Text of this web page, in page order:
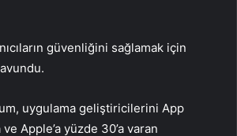
güvenliğini sağlamak için
uygulama geliştiricilerini App
Apple’a yüzde 30’a varan